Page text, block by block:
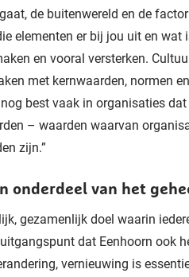
de buitenwereld en de
elementen er bij jou uit en
en vooral versterken.
met kernwaarden, normen
best vaak in organisaties
– waarden waarvan
zijn.”
onderdeel van het
gezamenlijk doel waarin
dat Eenhoorn ook
vernieuwing is